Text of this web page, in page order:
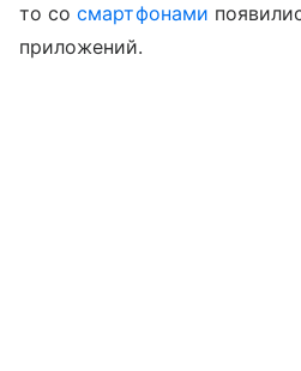
то сосмартфонами
приложений.